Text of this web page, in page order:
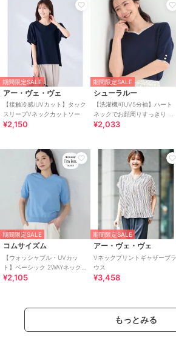
期間限定SALE
アー・ヴェ・ヴェ
【接触冷感/UVカット】タック
スリーブVネックカットソー
¥2,150
期間限定SALE
シューラルー
【洗濯機可UV5分袖】ハート
ネックでお顔周りすっきり バ
イカラーニット
¥2,033
期間限定SALE
コムサイズム
【ウォッシャブル・UVカッ
ト】ベーシック 2WAYネック5
分袖ニット
¥2,105
期間限定SALE
アー・ヴェ・ヴェ
Vネックプリントギャザーブラ
ウス
¥3,458
もっとみる